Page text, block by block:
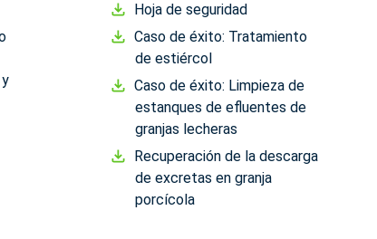
Hoja de seguridad
Caso de éxito: Tratamiento
de estiércol
Caso de éxito: Limpieza de
estanques de efluentes de
granjas lecheras
Recuperación de la descarga
de excretas en granja
porcícola